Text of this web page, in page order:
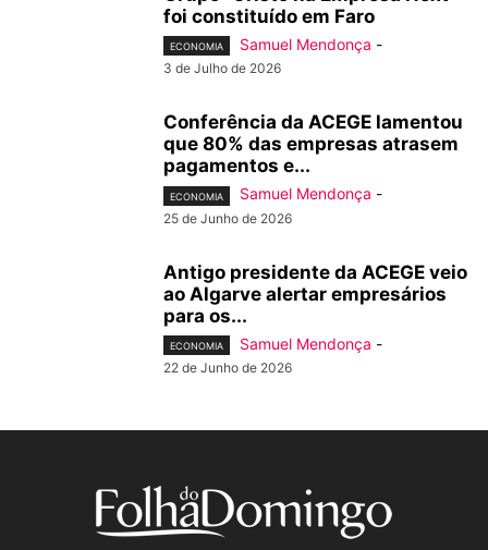
foi constituído em Faro
ECONOMIA Samuel Mendonça -
3 de Julho de 2026
Conferência da ACEGE lamentou
que 80% das empresas atrasem
pagamentos e...
ECONOMIA Samuel Mendonça -
25 de Junho de 2026
Antigo presidente da ACEGE veio
ao Algarve alertar empresários
para os...
ECONOMIA Samuel Mendonça -
22 de Junho de 2026